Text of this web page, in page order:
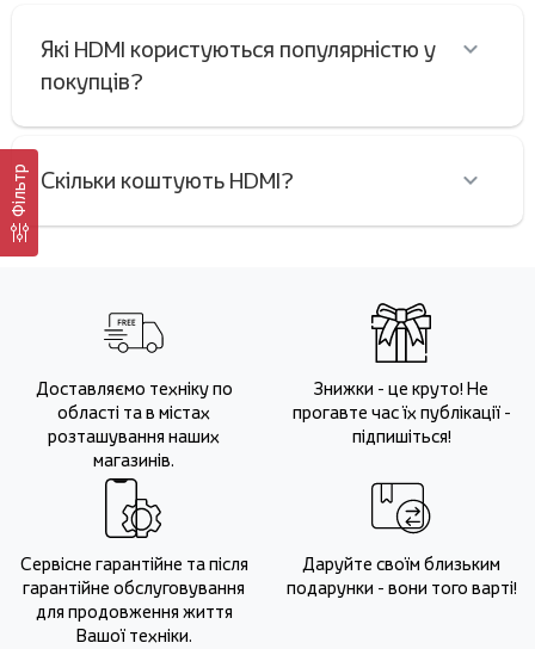
Фільтр
Які HDMI користуються популярністю у
покупців?
Скільки коштують HDMI?
Доставляємо техніку по
області та в містах
розташування наших
магазинів.
Знижки - це круто! Не
прогавте час їх публікації -
підпишіться!
Сервісне гарантійне та після
гарантійне обслуговування
для продовження життя
Вашої техніки.
Даруйте своїм близьким
подарунки - вони того варті!